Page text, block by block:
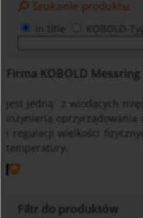
Szukanie produktu
KOBOLD-
Firma KOBOLD Messring
jest jedną z wiodących
ynierią oprzyrządowania
i regulacji wielko
ci
temperatury.
Filtr do produktów